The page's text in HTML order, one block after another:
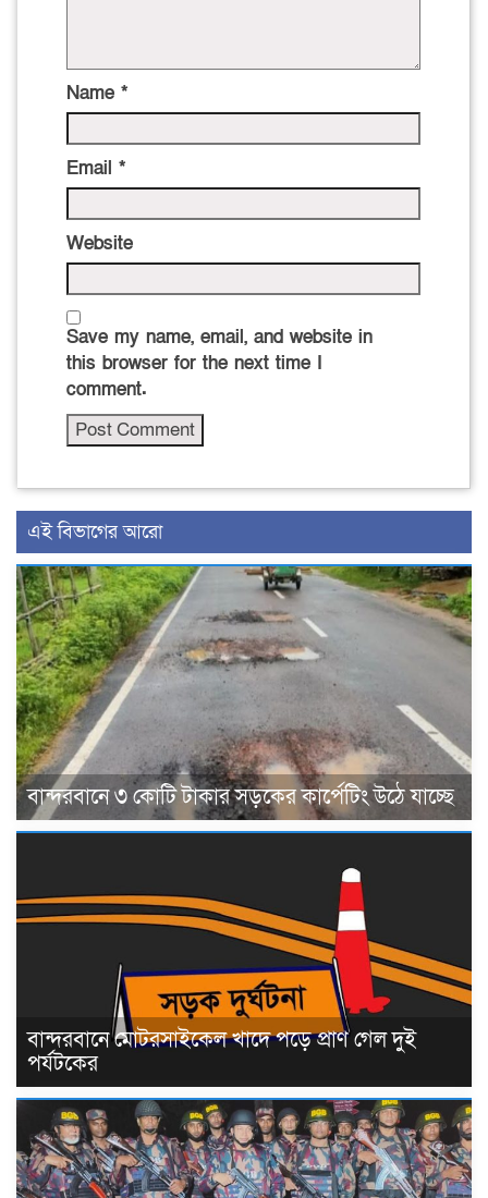
Name *
Email *
Website
Save my name, email, and website in
this browser for the next time I
comment.
এই বিভাগের আরো
বান্দরবানে ৩ কোটি টাকার সড়কের কার্পেটিং উঠে যাচ্ছে
বান্দরবানে মোটরসাইকেল খাদে পড়ে প্রাণ গেল দুই
পর্যটকের